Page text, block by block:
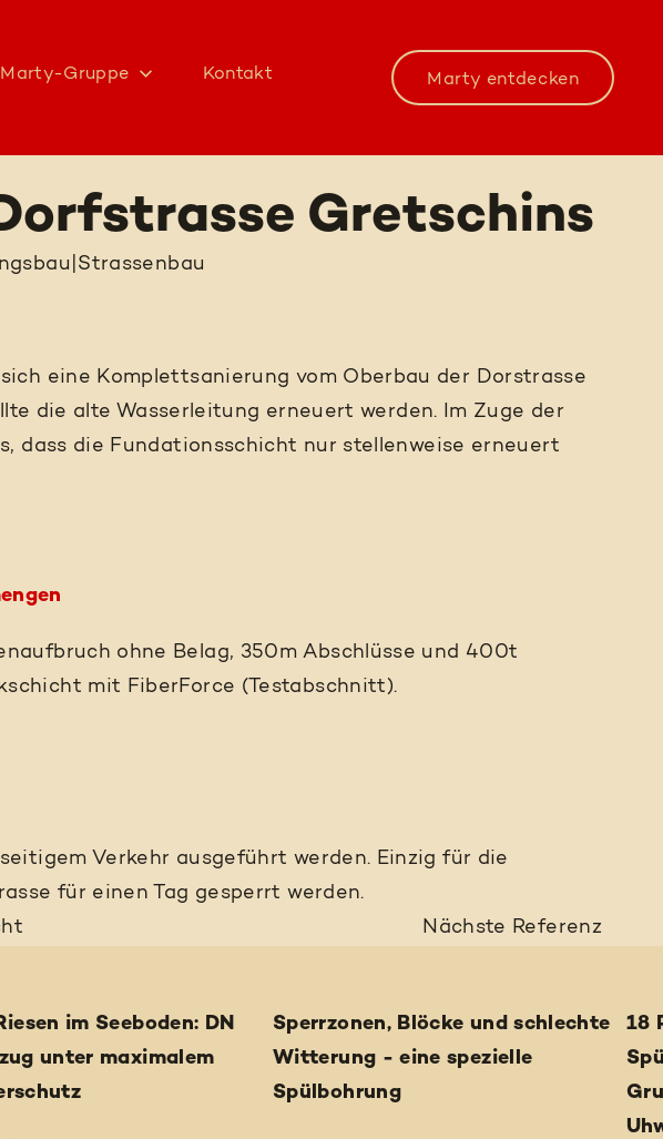
Marty-Gruppe Kontakt Marty entdecken
Gretschins
Strassenbau
eine Komplettsanierung vom Oberbau der Dorstrasse
die alte Wasserleitung erneuert werden. Im Zuge der
dass die Fundationsschicht nur stellenweise erneuert
ohne Belag, 350m Abschlüsse und 400t
mit FiberForce (Testabschnitt).
Verkehr ausgeführt werden. Einzig für die
für einen Tag gesperrt werden.
Nächste Referenz
im Seeboden: DN
unter maximalem
Sperrzonen, Blöcke und schlechte
Witterung - eine spezielle
Spülbohrung
18